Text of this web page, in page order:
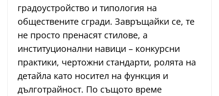
градоустройство и типология на
обществените сгради. Завръщайки се, те
не просто пренасят стилове, а
институционални навици – конкурсни
практики, чертожни стандарти, ролята на
детайла като носител на функция и
дълготрайност. По същото време